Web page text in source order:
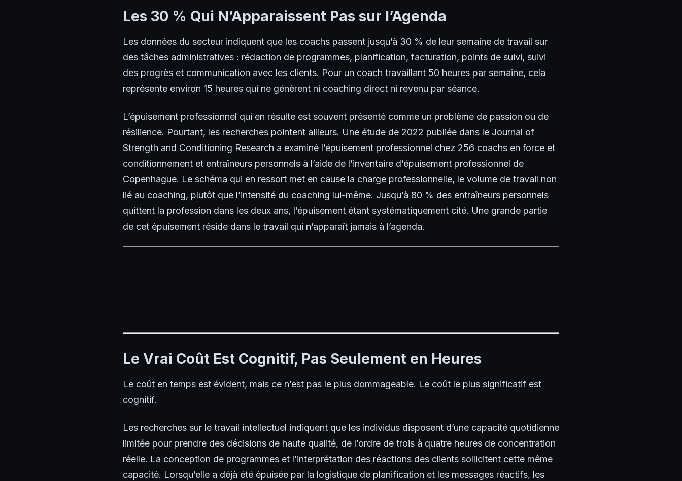
Les 30 % Qui N’Apparaissent Pas sur l’Agenda
Les données du secteur indiquent que les coachs passent jusqu’à 30 % de leur semaine de travail sur
des tâches administratives : rédaction de programmes, planification, facturation, points de suivi, suivi
des progrès et communication avec les clients. Pour un coach travaillant 50 heures par semaine, cela
représente environ 15 heures qui ne génèrent ni coaching direct ni revenu par séance.
L’épuisement professionnel qui en résulte est souvent présenté comme un problème de passion ou de
résilience. Pourtant, les recherches pointent ailleurs. Une étude de 2022 publiée dans le Journal of
Strength and Conditioning Research a examiné l’épuisement professionnel chez 256 coachs en force et
conditionnement et entraîneurs personnels à l’aide de l’inventaire d’épuisement professionnel de
Copenhague. Le schéma qui en ressort met en cause la charge professionnelle, le volume de travail non
lié au coaching, plutôt que l’intensité du coaching lui-même. Jusqu’à 80 % des entraîneurs personnels
quittent la profession dans les deux ans, l’épuisement étant systématiquement cité. Une grande partie
de cet épuisement réside dans le travail qui n’apparaît jamais à l’agenda.
Le Vrai Coût Est Cognitif, Pas Seulement en Heures
Le coût en temps est évident, mais ce n’est pas le plus dommageable. Le coût le plus significatif est
cognitif.
Les recherches sur le travail intellectuel indiquent que les individus disposent d’une capacité quotidienne
limitée pour prendre des décisions de haute qualité, de l’ordre de trois à quatre heures de concentration
réelle. La conception de programmes et l’interprétation des réactions des clients sollicitent cette même
capacité. Lorsqu’elle a déjà été épuisée par la logistique de planification et les messages réactifs, les